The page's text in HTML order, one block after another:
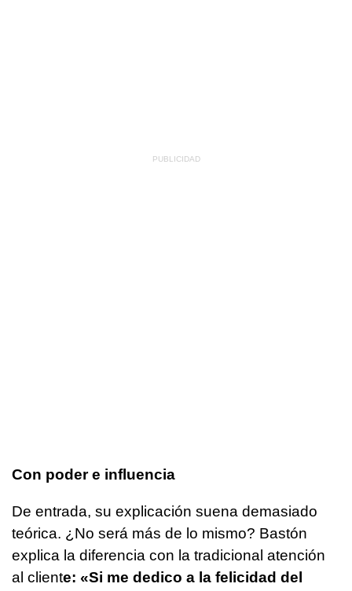
Con poder e influencia
De entrada, su explicación suena demasiado
teórica. ¿No será más de lo mismo? Bastón
explica la diferencia con la tradicional atención
al cliente: «Si me dedico a la felicidad del